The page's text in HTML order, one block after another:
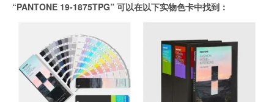
“PANTONE 19-1875TPG” 可以在以下实物色卡中找到：